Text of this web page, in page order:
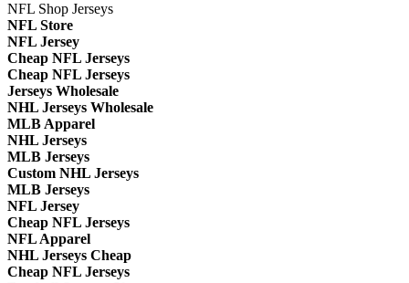
NFL Shop Jerseys
NFL Store
NFL Jersey
Cheap NFL Jerseys
Cheap NFL Jerseys
Jerseys Wholesale
NHL Jerseys Wholesale
MLB Apparel
NHL Jerseys
MLB Jerseys
Custom NHL Jerseys
MLB Jerseys
NFL Jersey
Cheap NFL Jerseys
NFL Apparel
NHL Jerseys Cheap
Cheap NFL Jerseys